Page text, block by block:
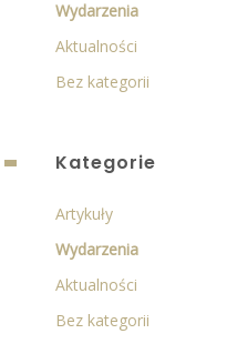
Wydarzenia
Aktualności
Bez kategorii
Kategorie
Artykuły
Wydarzenia
Aktualności
Bez kategorii